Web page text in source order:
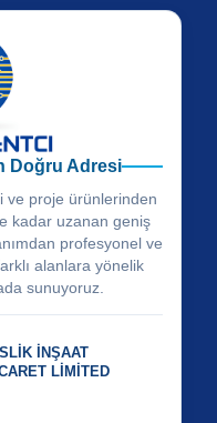
Doğru Adresi
ve proje ürünlerinden
kadar uzanan geniş
profesyonel ve
alanlara yönelik
sunuyoruz.
İNŞAAT
LİMİTED